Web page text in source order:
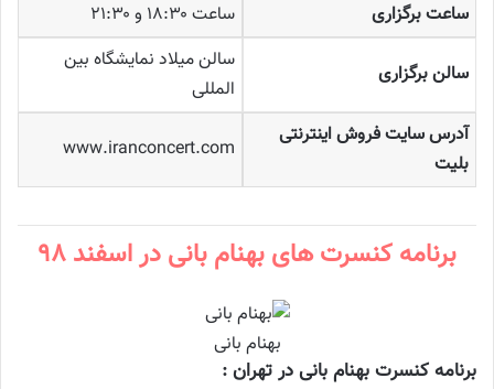
ساعت برگزاری
ساعت ۱۸:۳۰ و ۲۱:۳۰
سالن برگزاری
سالن میلاد نمایشگاه بین
المللی
آدرس سایت فروش اینترنتی
بلیت
www.iranconcert.com
برنامه کنسرت های بهنام بانی در اسفند ۹۸
بهنام بانی
برنامه کنسرت بهنام بانی در تهران :